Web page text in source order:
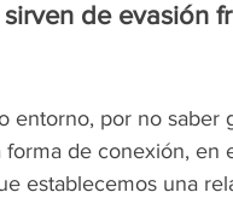
de evasión
entorno, por no saber
de conexión, en
establecemos una